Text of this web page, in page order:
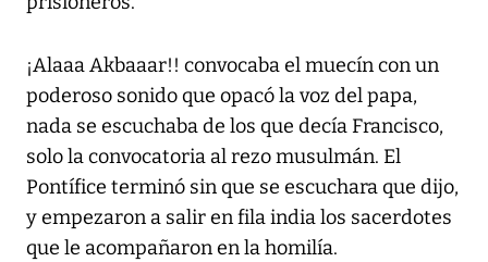
¡Alaaa Akbaaar!! convocaba el muecín con un
poderoso sonido que opacó la voz del papa,
nada se escuchaba de los que decía Francisco,
solo la convocatoria al rezo musulmán. El
Pontífice terminó sin que se escuchara que dijo,
y empezaron a salir en fila india los sacerdotes
que le acompañaron en la homilía.